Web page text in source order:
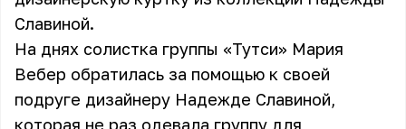
Славиной.
На днях солистка группы «Тутси» Мария
Вебер обратилась за помощью к своей
подруге дизайнеру Надежде Славиной,
которая не раз одевала группу для